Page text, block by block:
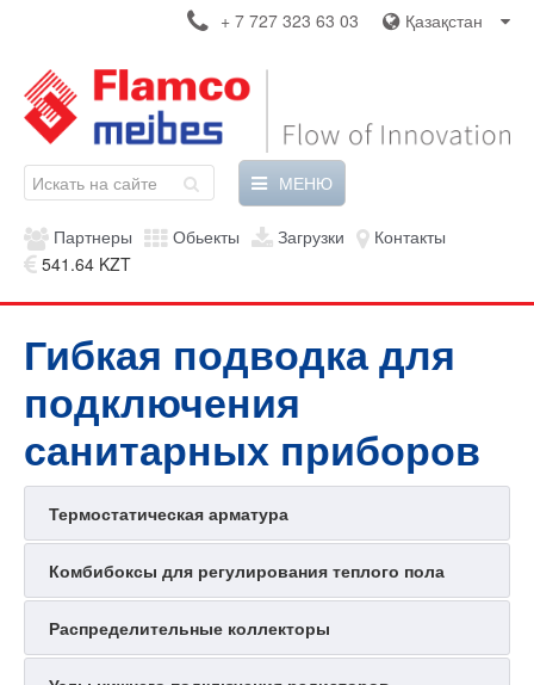
Қазақстан
+ 7 727 323 63 03
МЕНЮ
Партнеры Обьекты Загрузки
Контакты
541.64 KZT
Гибкая подводка для
подключения
санитарных приборов
Термостатическая арматура
Комбибоксы для регулирования теплого пола
Распределительные коллекторы